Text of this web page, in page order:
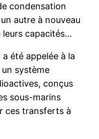
condensation
autre à nouveau
leurs capacités…
été appelée à la
système
conçus
sous-marins
ces transferts à